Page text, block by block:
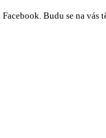
Budu se na vás